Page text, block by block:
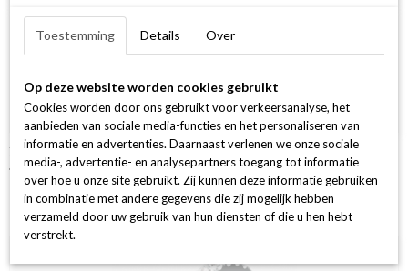
X01
€ 2.248,00
Toestemming Details Over
Op deze website worden cookies gebruikt
Cookies worden door ons gebruikt voor verkeersanalyse, het
aanbieden van sociale media-functies en het personaliseren van
informatie en advertenties. Daarnaast verlenen we onze sociale
media-, advertentie- en analysepartners toegang tot informatie
over hoe u onze site gebruikt. Zij kunnen deze informatie gebruiken
in combinatie met andere gegevens die zij mogelijk hebben
verzameld door uw gebruik van hun diensten of die u hen hebt
verstrekt.